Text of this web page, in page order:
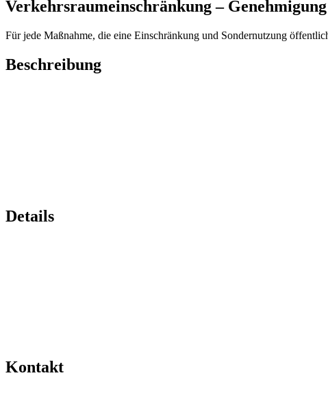
Verkehrsraumeinschränkung – Genehmigung
Für jede Maßnahme, die eine Einschränkung und Sondernutzung
Beschreibung
Details
Kontakt